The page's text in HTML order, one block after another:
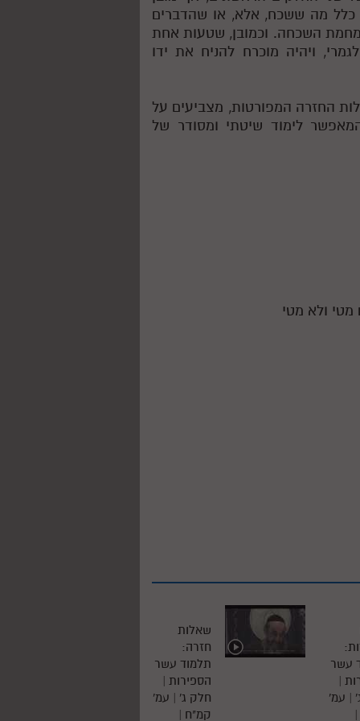
כלל מה ששכח, אלא, או שהדברים
מחמת השכחה. וכמובן, שטעות אחת
ויהיה מוכרח להניח את ידו
החזרה המפורטות, מצביעים על
לימוד שיטתי ומסודר של
ולא מטי
שאלות
חזרה:
תלמוד עשר
הספירות |
חלק ג' | עמ'
קמ"ח |
עשר
|
| עמ'